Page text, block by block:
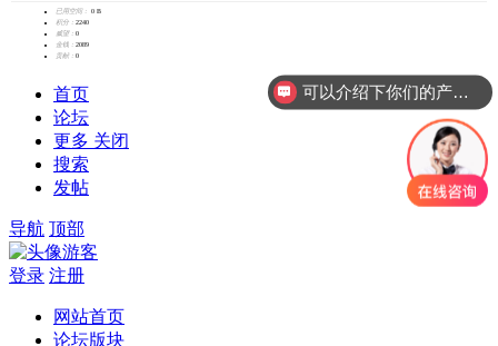
已用空间：
0 B
积分： 2240
威望： 0
金钱： 2089
贡献： 0
首页
论坛
更多 关闭
搜索
发帖
导航 顶部
游客
登录 注册
网站首页
论坛版块
可以介绍下你们的产品么？